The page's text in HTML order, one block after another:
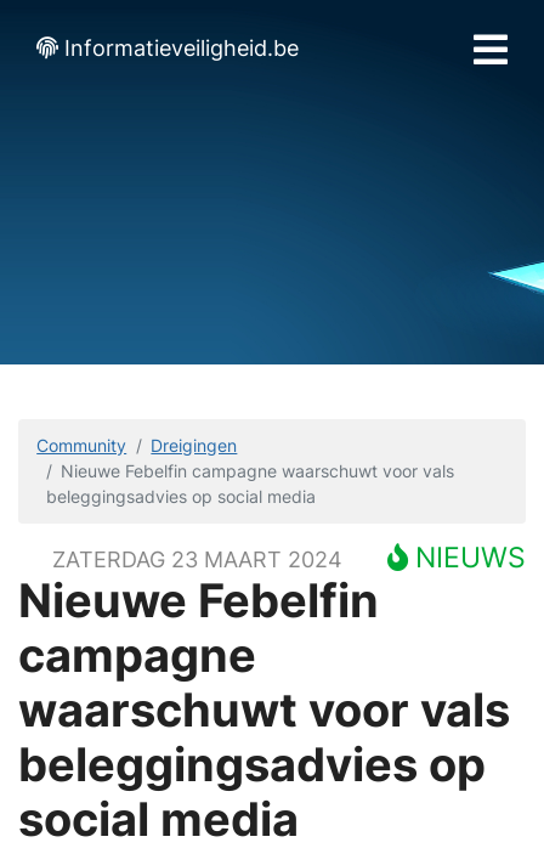
Informatieveiligheid.be
Community
Dreigingen
Nieuwe Febelfin campagne waarschuwt voor vals
beleggingsadvies op social media
NIEUWS
ZATERDAG 23 MAART 2024
Nieuwe Febelfin
campagne
waarschuwt voor vals
beleggingsadvies op
social media